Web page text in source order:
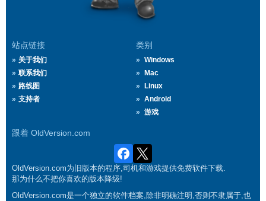
站点链接
关于我们
联系我们
路线图
支持者
类别
Windows
Mac
Linux
Android
游戏
跟着 OldVersion.com
OldVersion.com为旧版本的程序,司机和游戏提供免费软件下载.
那为什么不把你喜欢的版本降级!
OldVersion.com是一个独立的软件档案,除非明确注明,否则不隶属于,也